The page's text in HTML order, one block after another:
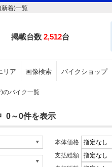
着)一覧
掲載台数 2,512台
リア 画像検索 バイクショップ
のバイク一覧
0～0件を表示
本体価格
支払総額